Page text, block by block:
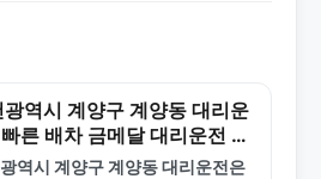
광역시 계양구 계양동 대리운
른 배차 금메달 대리운전 24
전화 상담
역시 계양구 계양동 대리운전은